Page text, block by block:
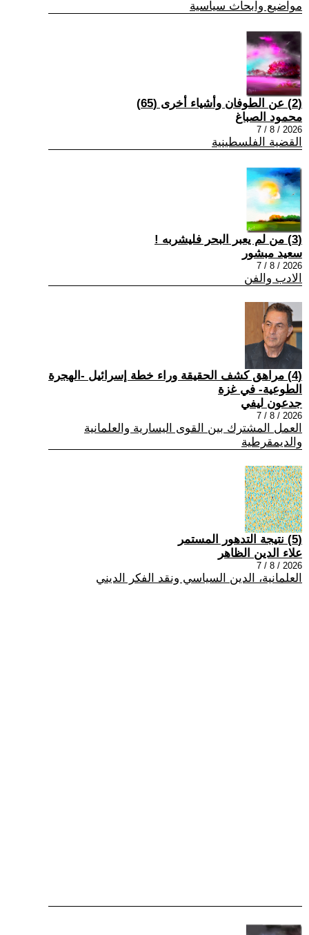
مواضيع وابحاث سياسية
(2) عن الطوفان وأشياء أخرى (65)
محمود الصباغ
2026 / 8 / 7
القضية الفلسطينية
(3) من لم يعبر البحر فليشربه !
سعيد مبشور
2026 / 8 / 7
الادب والفن
(4) مراهق كشف الحقيقة وراء خطة إسرائيل -الهجرة
الطوعية- في غزة
جدعون ليفي
2026 / 8 / 7
العمل المشترك بين القوى اليسارية والعلمانية
والديمقرطية
(5) نتيجة التدهور المستمر
علاء الدين الظاهر
2026 / 8 / 7
العلمانية، الدين السياسي ونقد الفكر الديني